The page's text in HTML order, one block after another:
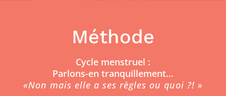
Méthode
Cycle menstruel :
Parlons-en tranquillement…
«Non mais elle a ses règles ou quoi ?! »